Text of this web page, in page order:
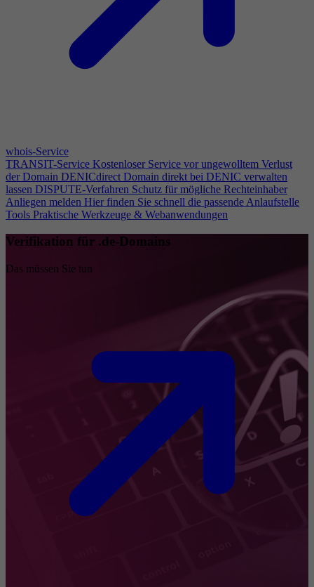
whois-Service
TRANSIT-Service Kostenloser Service vor ungewolltem Verlust
der Domain DENICdirect Domain direkt bei DENIC verwalten
lassen DISPUTE-Verfahren Schutz für mögliche Rechteinhaber
Anliegen melden Hier finden Sie schnell die passende Anlaufstelle
Tools Praktische Werkzeuge & Webanwendungen
Verifikation für .de-Domains
Das müssen Sie tun